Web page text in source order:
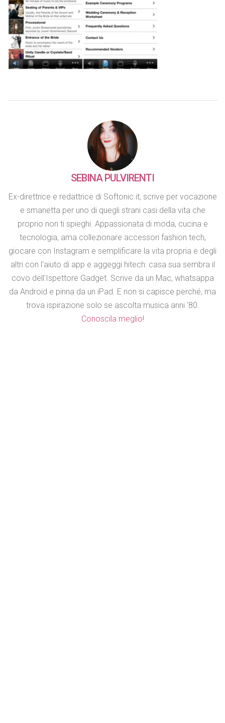
SEBINA PULVIRENTI
Ex-direttrice e redattrice di Softonic.it, scrive per vocazione
e smanetta per uno di quegli strani casi della vita che
proprio non ti spieghi. Appassionata di moda, cucina e
tecnologia, ama collezionare accessori fashion tech,
giocare con Instagram e semplificare la vita propria e degli
altri con l'aiuto di app e aggeggi hitech: casa sua sembra il
covo dell'Ispettore Gadget. Scrive da un Mac, whatsappa
da Android e pinna da un iPad. E non si capisce perché, ma
trova ispirazione solo se ascolta musica anni '80.
Conoscila meglio!